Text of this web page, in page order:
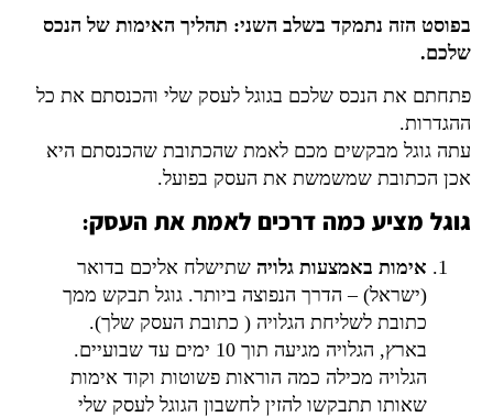
בפוסט הזה נתמקד בשלב השני: תהליך האימות של הנכס
שלכם.
פתחתם את הנכס שלכם בגוגל לעסק שלי והכנסתם את כל
ההגדרות.
עתה גוגל מבקשים מכם לאמת שהכתובת שהכנסתם היא
אכן הכתובת שמשמשת את העסק בפועל.
גוגל מציע כמה דרכים לאמת את העסק:
אימות באמצעות גלויה שתישלח אליכם בדואר
(ישראל) – הדרך הנפוצה ביותר. גוגל תבקש ממך
כתובת לשליחת הגלויה ( כתובת העסק שלך).
בארץ, הגלויה מגיעה תוך 10 ימים עד שבועיים.
הגלויה מכילה כמה הוראות פשוטות וקוד אימות
שאותו תתבקשו להזין לחשבון הגוגל לעסק שלי